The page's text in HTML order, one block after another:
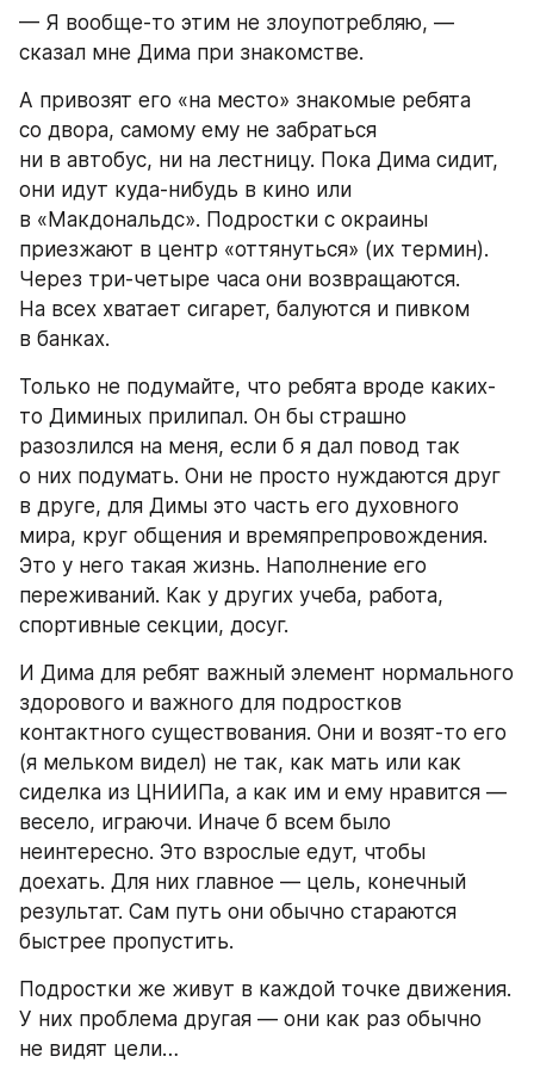
— Я вообще-то этим не злоупотребляю, —
сказал мне Дима при знакомстве.
А привозят его «на место» знакомые ребята
со двора, самому ему не забраться
ни в автобус, ни на лестницу. Пока Дима сидит,
они идут куда-нибудь в кино или
в «Макдональдс». Подростки с окраины
приезжают в центр «оттянуться» (их термин).
Через три-четыре часа они возвращаются.
На всех хватает сигарет, балуются и пивком
в банках.
Только не подумайте, что ребята вроде каких-
то Диминых прилипал. Он бы страшно
разозлился на меня, если б я дал повод так
о них подумать. Они не просто нуждаются друг
в друге, для Димы это часть его духовного
мира, круг общения и времяпрепровождения.
Это у него такая жизнь. Наполнение его
переживаний. Как у других учеба, работа,
спортивные секции, досуг.
И Дима для ребят важный элемент нормального
здорового и важного для подростков
контактного существования. Они и возят-то его
(я мельком видел) не так, как мать или как
сиделка из ЦНИИПа, а как им и ему нравится —
весело, играючи. Иначе б всем было
неинтересно. Это взрослые едут, чтобы
доехать. Для них главное — цель, конечный
результат. Сам путь они обычно стараются
быстрее пропустить.
Подростки же живут в каждой точке движения.
У них проблема другая — они как раз обычно
не видят цели…